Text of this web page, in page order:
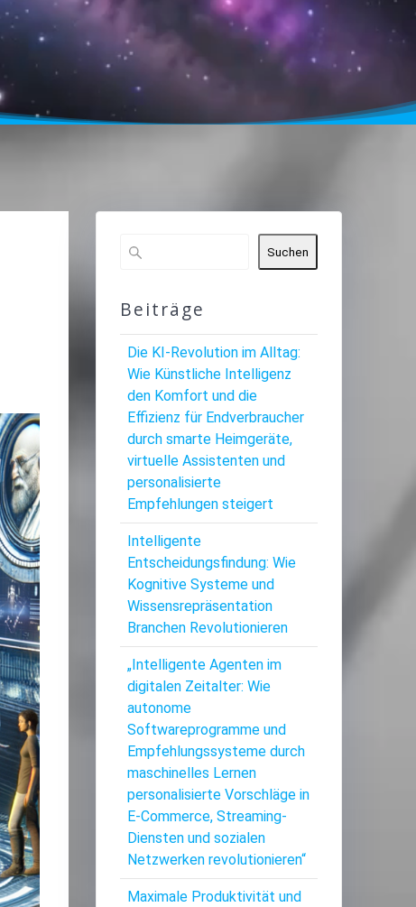
Suchen
Beiträge
Die KI-Revolution im Alltag:
Wie Künstliche Intelligenz
den Komfort und die
Effizienz für Endverbraucher
durch smarte Heimgeräte,
virtuelle Assistenten und
personalisierte
Empfehlungen steigert
Intelligente
Entscheidungsfindung: Wie
Kognitive Systeme und
Wissensrepräsentation
Branchen Revolutionieren
„Intelligente Agenten im
digitalen Zeitalter: Wie
autonome
Softwareprogramme und
Empfehlungssysteme durch
maschinelles Lernen
personalisierte Vorschläge in
E-Commerce, Streaming-
Diensten und sozialen
Netzwerken revolutionieren“
Maximale Produktivität und